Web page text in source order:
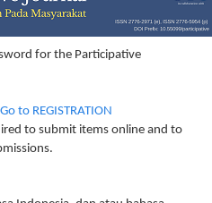
for the Participative
Go to REGISTRATION
to submit items online and to